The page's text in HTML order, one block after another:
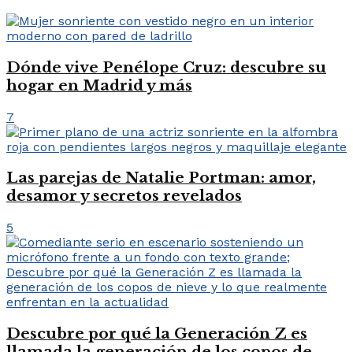
Dónde vive Penélope Cruz: descubre su
hogar en Madrid y más
7
Las parejas de Natalie Portman: amor,
desamor y secretos revelados
5
Descubre por qué la Generación Z es